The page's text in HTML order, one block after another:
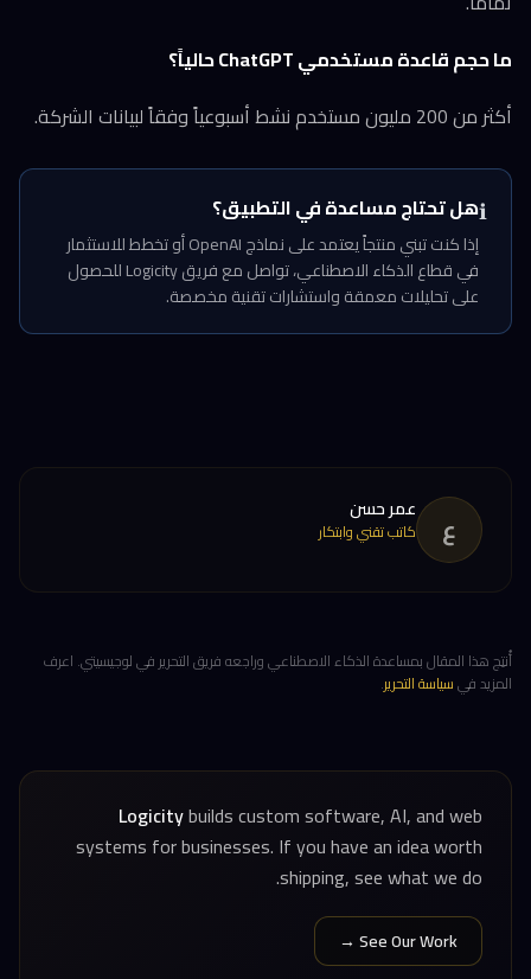
ما حجم قاعدة مستخدمي ChatGPT حالياً؟
أكثر من 200 مليون مستخدم نشط أسبوعياً وفقاً لبيانات الشركة.
ℹ️هل تحتاج مساعدة في التطبيق؟
إذا كنت تبني منتجاً يعتمد على نماذج OpenAI أو تخطط للاستثمار
في قطاع الذكاء الاصطناعي، تواصل مع فريق Logicity للحصول
على تحليلات معمقة واستشارات تقنية مخصصة.
ع عمر حسن
كاتب تقني وابتكار
أُنتِج هذا المقال بمساعدة الذكاء الاصطناعي وراجعه فريق التحرير في لوجيسيتي. اعرف
المزيد فيسياسة التحرير.
Logicitybuilds custom software, AI, and web
systems for businesses. If you have an idea worth
shipping, see what we do.
See Our Work →